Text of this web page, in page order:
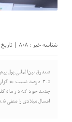
شناسه خبر : 808 | تاریخ انتشار : 18 ژوئن 2020 - 10:43 |
صندوق بین‌المللی پول
۳.۵ درصد نسبت به
جدید خود که در ماه
امسال میلادی را منفی ۹.۵ درصد پیش‌بینی کرده که […]